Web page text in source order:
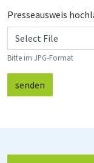
Presseausweis
Select File
Bitte im JPG-Format
senden